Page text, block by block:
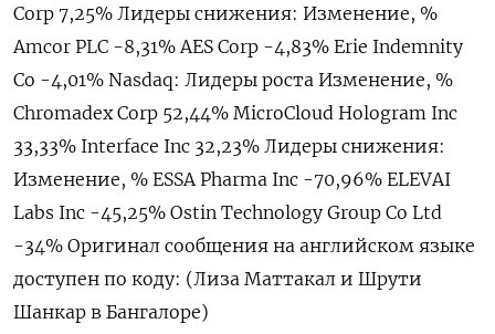
Corp 7,25% Лидеры снижения: Изменение, %
Amcor PLC -8,31% AES Corp -4,83% Erie Indemnity
Co -4,01% Nasdaq: Лидеры роста Изменение, %
Chromadex Corp 52,44% MicroCloud Hologram Inc
33,33% Interface Inc 32,23% Лидеры снижения:
Изменение, % ESSA Pharma Inc -70,96% ELEVAI
Labs Inc -45,25% Ostin Technology Group Co Ltd
-34% Оригинал сообщения на английском языке
доступен по коду: (Лиза Маттакал и Шрути
Шанкар в Бангалоре)